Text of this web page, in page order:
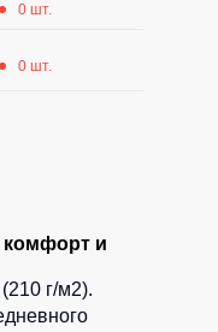
0 шт.
0 шт.
комфорт и
г/м2).